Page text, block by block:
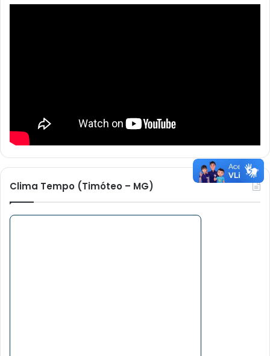
Clima Tempo (Timóteo – MG)